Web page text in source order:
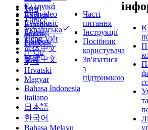
ไทย
Türkçe
Українська
Tiếng Việt
简体中文
繁體中文
Ελληνικά
English
Español
Suomi
Français
עברית
हिन्दी
Hrvatski
Magyar
Bahasa Indonesia
Italiano
日本語
한국어
Bahasa Melayu
Evervideo
Evermusic
Evertag
Flacbox
Часті
питання
Інструкції
Посібник
користувача
Зв'язатися
з
підтримкою
та